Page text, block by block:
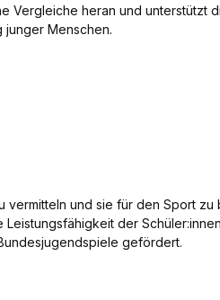
Vergleiche heran und unterstützt
junger Menschen.
vermitteln und sie für den Sport zu
der
gefördert.